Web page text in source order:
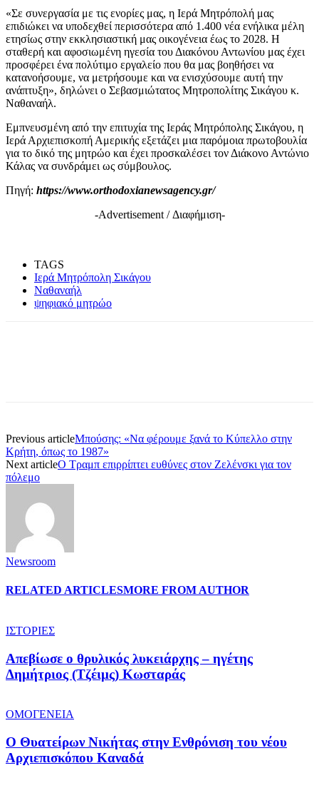
«Σε συνεργασία με τις ενορίες μας, η Ιερά Μητρόπολή μας
επιδιώκει να υποδεχθεί περισσότερα από 1.400 νέα ενήλικα μέλη
ετησίως στην εκκλησιαστική μας οικογένεια έως το 2028. Η
σταθερή και αφοσιωμένη ηγεσία του Διακόνου Αντωνίου μας έχει
προσφέρει ένα πολύτιμο εργαλείο που θα μας βοηθήσει να
κατανοήσουμε, να μετρήσουμε και να ενισχύσουμε αυτή την
ανάπτυξη», δηλώνει ο Σεβασμιώτατος Μητροπολίτης Σικάγου κ.
Ναθαναήλ.
Εμπνευσμένη από την επιτυχία της Ιεράς Μητρόπολης Σικάγου, η
Ιερά Αρχιεπισκοπή Αμερικής εξετάζει μια παρόμοια πρωτοβουλία
για το δικό της μητρώο και έχει προσκαλέσει τον Διάκονο Αντώνιο
Κάλας να συνδράμει ως σύμβουλος.
Πηγή: https://www.orthodoxianewsagency.gr/
-Advertisement / Διαφήμιση-
TAGS
Ιερά Μητρόπολη Σικάγου
Ναθαναήλ
ψηφιακό μητρώο
Previous articleΜπούσης: «Να φέρουμε ξανά το Κύπελλο στην
Κρήτη, όπως το 1987»
Next articleΟ Τραμπ επιρρίπτει ευθύνες στον Ζελένσκι για τον
πόλεμο
Newsroom
RELATED ARTICLESMORE FROM AUTHOR
ΙΣΤΟΡΙΕΣ
Απεβίωσε ο θρυλικός λυκειάρχης – ηγέτης
Δημήτριος (Τζέιμς) Κωσταράς
ΟΜΟΓΕΝΕΙΑ
O Θυατείρων Νικήτας στην Ενθρόνιση του νέου
Αρχιεπισκόπου Καναδά